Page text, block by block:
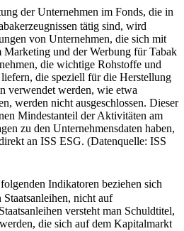
der Unternehmen im Fonds, die in
tätig sind, wird
von Unternehmen, die sich mit
Marketing und der Werbung für Tabak
die wichtige Rohstoffe und
die speziell für die Herstellung
verwendet werden, wie etwa
werden nicht ausgeschlossen. Dieser
Mindestanteil der Aktivitäten am
zu den Unternehmensdaten haben,
an ISS ESG. (Datenquelle: ISS
Indikatoren beziehen sich
nicht auf
versteht man Schuldtitel,
die sich auf dem Kapitalmarkt